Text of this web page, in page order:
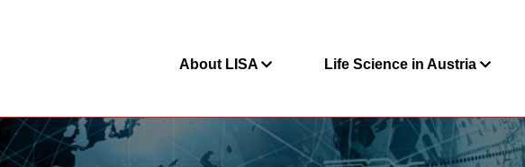
About LISA Life Science in Austria